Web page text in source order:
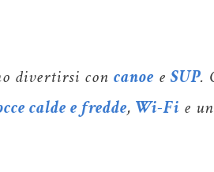
divertirsi concanoe eSUP.
calde e fredde,Wi-Fi e